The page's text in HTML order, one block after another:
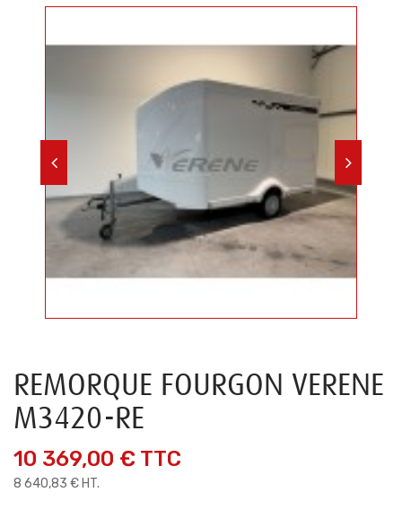
REMORQUE FOURGON VERENE
M3420-RE
10 369,00 € TTC
8 640,83 € HT.